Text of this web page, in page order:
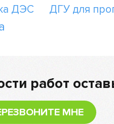
ДЭС
ДГУ для
работ
МНЕ